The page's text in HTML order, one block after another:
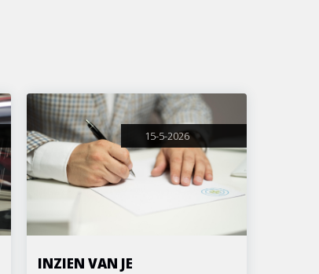
15-5-2026
INZIEN VAN JE